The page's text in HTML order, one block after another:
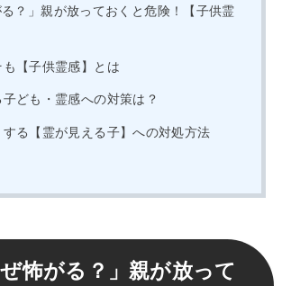
る？」親が放っておくと危険！【子供霊
【子供霊感】とは
ども・霊感への対策は？
る【霊が見える子】への対処方法
ぜ怖がる？」親が放って